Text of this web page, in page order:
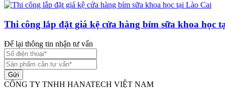
Thi công lắp đặt giá kệ cửa hàng bỉm sữa khoa học
Để lại thông tin nhận tư vấn
Gửi
CÔNG TY TNHH HANATECH VIỆT NAM